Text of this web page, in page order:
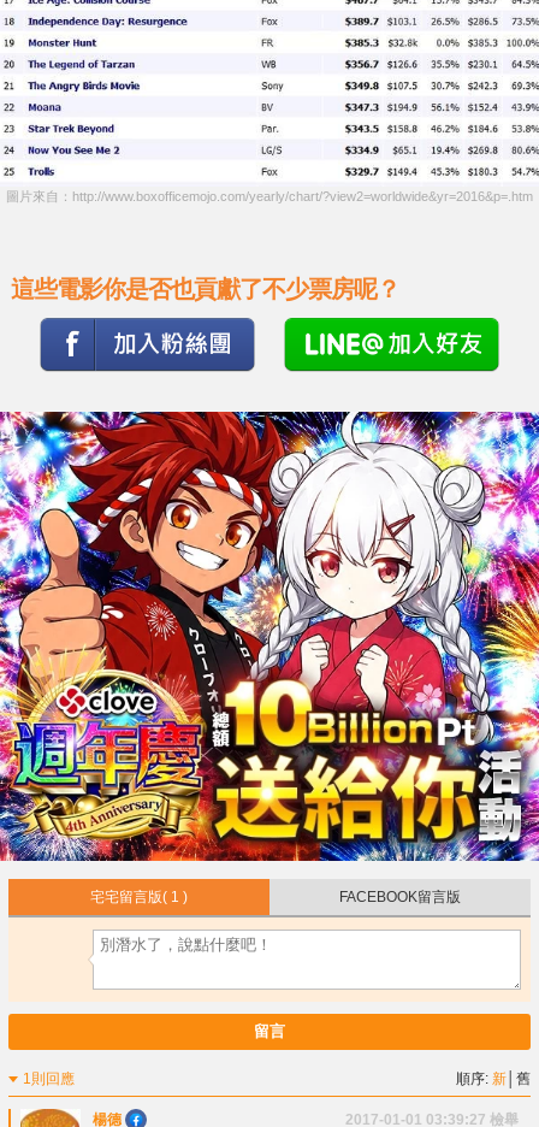
圖片來自：http://www.boxofficemojo.com/yearly/chart/?view2=worldwide&yr=2016&p=.htm
這些電影你是否也貢獻了不少票房呢？
宅宅留言版( 1 ) FACEBOOK留言版
留言
1則回應 順序:新 │舊
楊德 2017-01-01 03:39:27 檢舉